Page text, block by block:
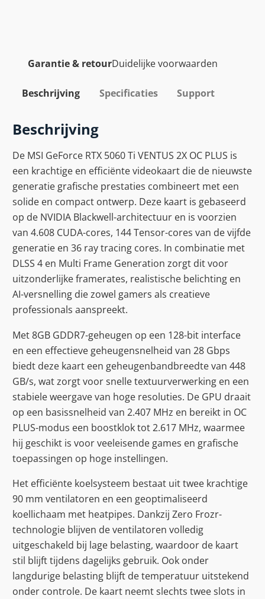
Garantie & retourDuidelijke voorwaarden
Beschrijving Specificaties Support
Beschrijving
De MSI GeForce RTX 5060 Ti VENTUS 2X OC PLUS is
een krachtige en efficiënte videokaart die de nieuwste
generatie grafische prestaties combineert met een
solide en compact ontwerp. Deze kaart is gebaseerd
op de NVIDIA Blackwell-architectuur en is voorzien
van 4.608 CUDA-cores, 144 Tensor-cores van de vijfde
generatie en 36 ray tracing cores. In combinatie met
DLSS 4 en Multi Frame Generation zorgt dit voor
uitzonderlijke framerates, realistische belichting en
AI-versnelling die zowel gamers als creatieve
professionals aanspreekt.
Met 8GB GDDR7-geheugen op een 128-bit interface
en een effectieve geheugensnelheid van 28 Gbps
biedt deze kaart een geheugenbandbreedte van 448
GB/s, wat zorgt voor snelle textuurverwerking en een
stabiele weergave van hoge resoluties. De GPU draait
op een basissnelheid van 2.407 MHz en bereikt in OC
PLUS-modus een boostklok tot 2.617 MHz, waarmee
hij geschikt is voor veeleisende games en grafische
toepassingen op hoge instellingen.
Het efficiënte koelsysteem bestaat uit twee krachtige
90 mm ventilatoren en een geoptimaliseerd
koellichaam met heatpipes. Dankzij Zero Frozr-
technologie blijven de ventilatoren volledig
uitgeschakeld bij lage belasting, waardoor de kaart
stil blijft tijdens dagelijks gebruik. Ook onder
langdurige belasting blijft de temperatuur uitstekend
onder controle. De kaart neemt slechts twee slots in